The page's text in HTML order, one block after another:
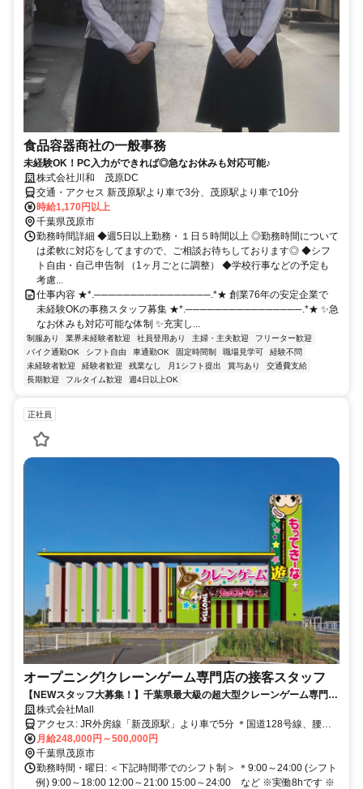
食品容器商社の一般事務
未経験OK！PC入力ができれば◎急なお休みも対応可能♪
株式会社川和 茂原DC
交通・アクセス 新茂原駅より車で3分、茂原駅より車で10分
時給1,170円以上
千葉県茂原市
勤務時間詳細 ◆週5日以上勤務・１日５時間以上 ◎勤務時間について
は柔軟に対応をしてますので、ご相談お待ちしております◎ ◆シフ
ト自由・自己申告制 （1ヶ月ごとに調整） ◆学校行事などの予定も
考慮...
仕事内容 ★*.────────────────.*★ 創業76年の安定企業で
未経験OKの事務スタッフ募集 ★*.────────────────.*★ ✨急
なお休みも対応可能な体制 ✨充実し...
制服あり 業界未経験者歓迎 社員登用あり 主婦・主夫歓迎
フリーター歓迎
バイク通勤OK
シフト自由 車通勤OK 固定時間制 職場見学可
経験不問
未経験者歓迎
経験者歓迎 残業なし 月1シフト提出 賞与あり
交通費支給
長期歓迎
フルタイム歓迎 週4日以上OK
正社員
オープニング!クレーンゲーム専門店の接客スタッフ
【NEWスタッフ大募集！】千葉県最大級の超大型クレーンゲーム専門店
茂原市にNEWOPEN！男女ともに大歓迎！将来は店長・部門統括者への
ステップアップも可！完全週休2日制・休暇の取得は柔軟に対応！マニ
アックな趣味をお持ちの方大歓迎！オープニングスタッフとして一緒に
楽しく働いてみませんか。
株式会社Mall
アクセス: JR外房線「新茂原駅」より車で5分 ＊国道128号線、腰当
交差点を曲がり 陸橋越えたらスグ！ ＊車・バイク・自転車通勤大歓
迎！ 通勤手段は何でもOK！
月給248,000円～500,000円
千葉県茂原市
勤務時間・曜日: ＜下記時間帯でのシフト制＞ ＊9:00～24:00 (シフト
例) 9:00～18:00 12:00～21:00 15:00～24:00 など ※実働8hです ※